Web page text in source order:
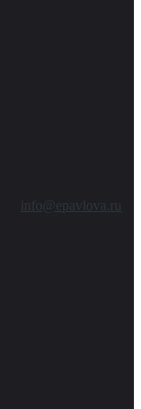
info@epavlova.ru